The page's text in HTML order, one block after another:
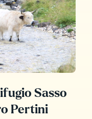
Sasso
Pertini